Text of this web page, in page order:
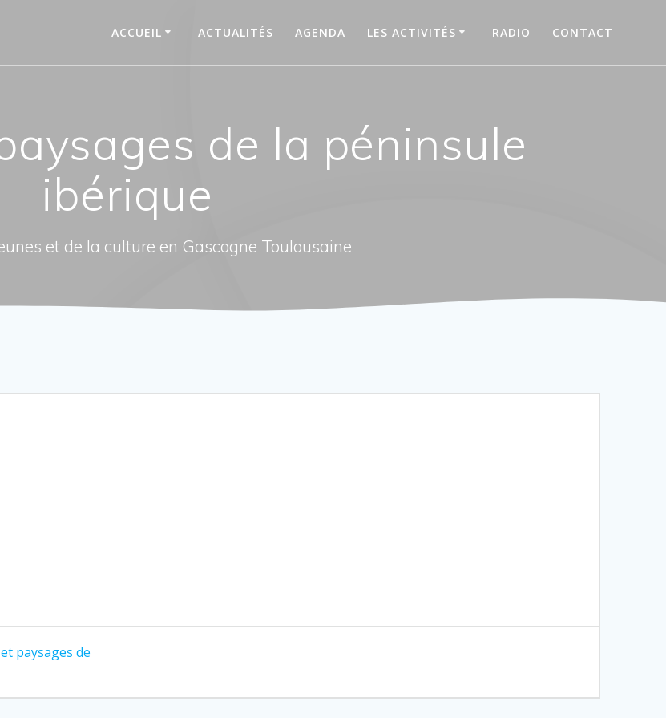
ACCUEIL ACTUALITÉS AGENDA LES ACTIVITÉS RADIO CONTACT
de la péninsule
ibérique
et de la culture en Gascogne Toulousaine
paysages de